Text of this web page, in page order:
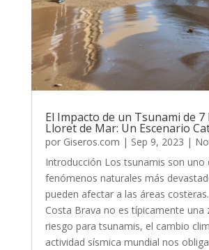
El Impacto de un Tsunami de
Lloret de Mar: Un Escenario
por Giseros.com | Sep 9, 2023 |
Introducción Los tsunamis son uno
fenómenos naturales más
pueden afectar a las áreas
Costa Brava no es típicamente una
riesgo para tsunamis, el cambio
actividad sísmica mundial nos